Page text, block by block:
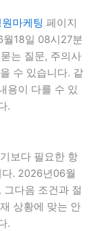
원마케팅 페이지
18일 08시27분
는 질문, 주의사
수 있습니다. 같
용이 다를 수 있
.
보다 필요한 항
. 2026년06월
다음 조건과 절
상황에 맞는 안
.